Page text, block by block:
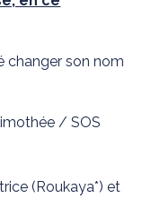
changer son nom
/ SOS
(Roukaya*) et